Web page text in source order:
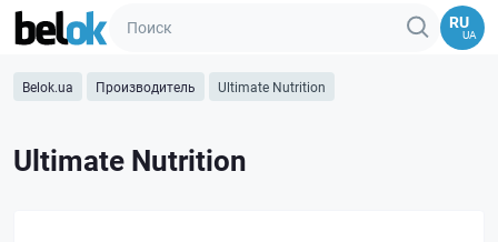
RU
UA
Belok.ua Производитель Ultimate Nutrition
Ultimate Nutrition